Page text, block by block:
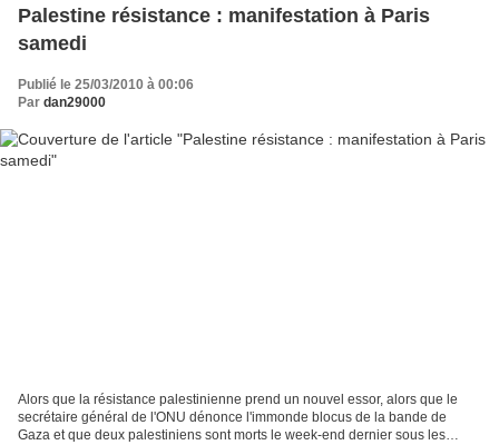
Palestine résistance : manifestation à Paris
samedi
Publié le 25/03/2010 à 00:06
Par dan29000
Alors que la résistance palestinienne prend un nouvel essor, alors que le
secrétaire général de l'ONU dénonce l'immonde blocus de la bande de
Gaza et que deux palestiniens sont morts le week-end dernier sous les